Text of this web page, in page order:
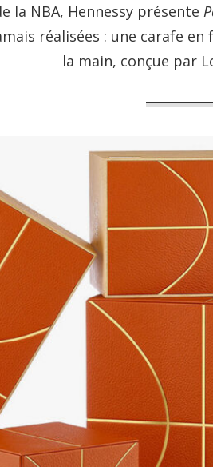
la NBA, Hennessy présente
réalisées : une carafe
la main, conçue par